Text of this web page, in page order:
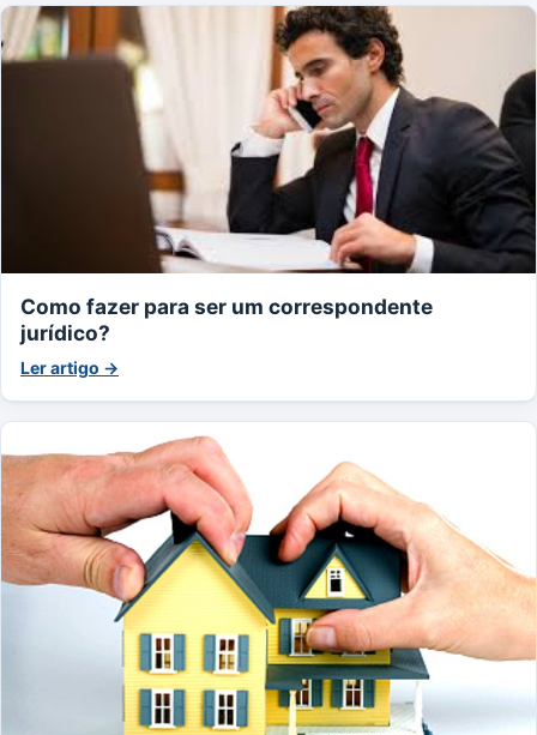
Como fazer para ser um correspondente
jurídico?
Ler artigo →